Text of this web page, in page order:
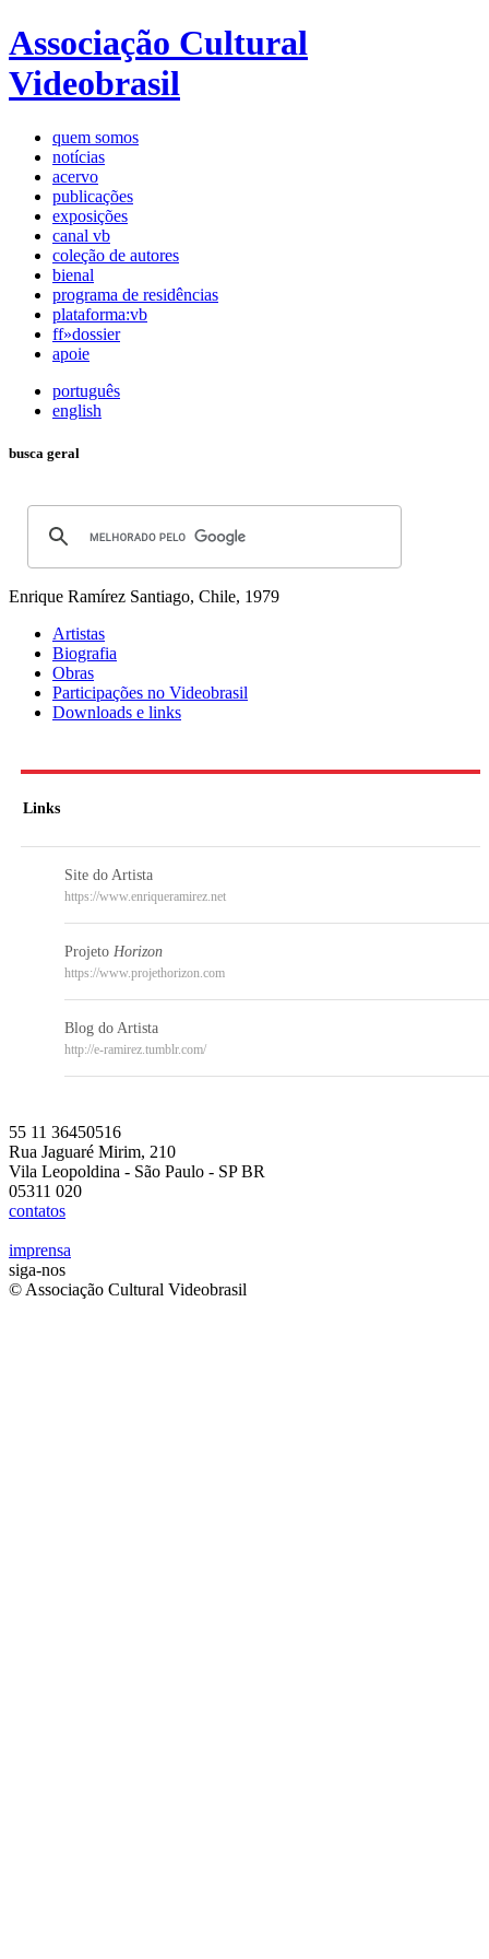
Associação Cultural
Videobrasil
quem somos
notícias
acervo
publicações
exposições
canal vb
coleção de autores
bienal
programa de residências
plataforma:vb
ff»dossier
apoie
português
english
busca geral
Enrique Ramírez Santiago, Chile, 1979
Artistas
Biografia
Obras
Participações no Videobrasil
Downloads e links
Links
Site do Artista
https://www.enriqueramirez.net
Projeto Horizon
https://www.projethorizon.com
Blog do Artista
http://e-ramirez.tumblr.com/
55 11 36450516
Rua Jaguaré Mirim, 210
Vila Leopoldina - São Paulo - SP BR
05311 020
contatos
imprensa
siga-nos
© Associação Cultural Videobrasil